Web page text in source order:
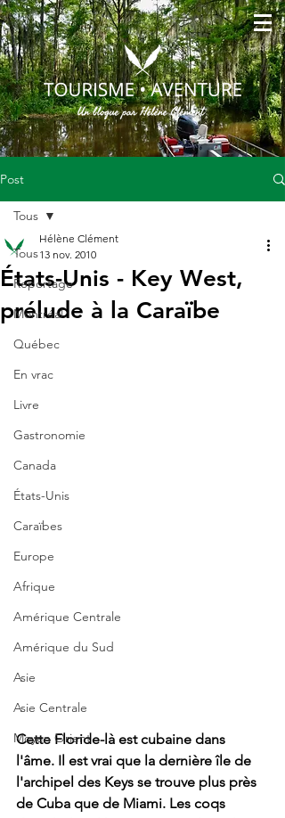
Post
Tous
Reportage
Montréal
Québec
En vrac
Livre
Gastronomie
Canada
États-Unis
Caraïbes
Europe
Afrique
Amérique Centrale
Amérique du Sud
Asie
Asie Centrale
Moyen Orient
Tous
États-Unis - Key West,
prélude à la Caraïbe
Hélène Clément
13 nov. 2010
Cette Floride-là est cubaine dans
l'âme. Il est vrai que la dernière île de
l'archipel des Keys se trouve plus près
de Cuba que de Miami. Les coqs